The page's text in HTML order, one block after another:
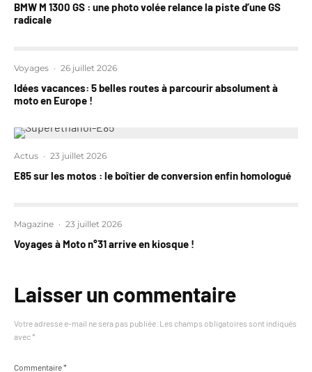
BMW M 1300 GS : une photo volée relance la piste d’une GS
radicale
Voyages · 26 juillet 2026
Idées vacances: 5 belles routes à parcourir absolument à
moto en Europe !
Actus · 23 juillet 2026
E85 sur les motos : le boîtier de conversion enfin homologué
Magazine · 23 juillet 2026
Voyages à Moto n°31 arrive en kiosque !
Laisser un commentaire
Votre adresse e-mail ne sera pas publiée. Les champs obligatoires sont indiqués
avec *
Commentaire*